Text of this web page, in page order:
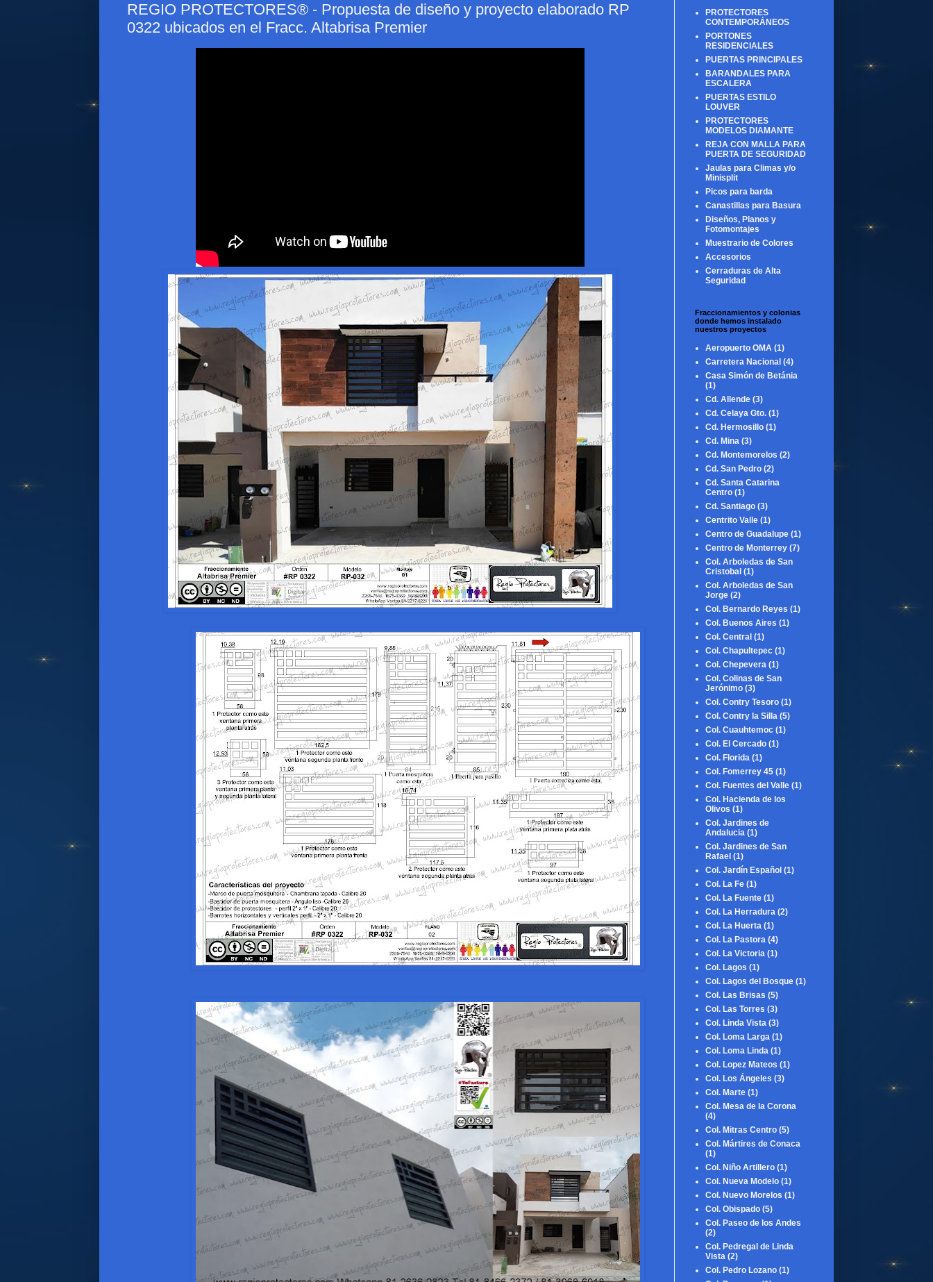
REGIO PROTECTORES® - Propuesta de diseño y proyecto elaborado RP
0322 ubicados en el Fracc. Altabrisa Premier
PROTECTORES
CONTEMPORÁNEOS
PORTONES
RESIDENCIALES
PUERTAS PRINCIPALES
BARANDALES PARA
ESCALERA
PUERTAS ESTILO
LOUVER
PROTECTORES
MODELOS DIAMANTE
REJA CON MALLA PARA
PUERTA DE SEGURIDAD
Jaulas para Climas y/o
Minisplit
Picos para barda
Canastillas para Basura
Diseños, Planos y
Fotomontajes
Muestrario de Colores
Accesorios
Cerraduras de Alta
Seguridad
Fraccionamientos y colonias
donde hemos instalado
nuestros proyectos
Aeropuerto OMA (1)
Carretera Nacional (4)
Casa Simón de Betánia
(1)
Cd. Allende (3)
Cd. Celaya Gto. (1)
Cd. Hermosillo (1)
Cd. Mina (3)
Cd. Montemorelos (2)
Cd. San Pedro (2)
Cd. Santa Catarina
Centro (1)
Cd. Santiago (3)
Centrito Valle (1)
Centro de Guadalupe (1)
Centro de Monterrey (7)
Col. Arboledas de San
Cristobal (1)
Col. Arboledas de San
Jorge (2)
Col. Bernardo Reyes (1)
Col. Buenos Aires (1)
Col. Central (1)
Col. Chapultepec (1)
Col. Chepevera (1)
Col. Colinas de San
Jerónimo (3)
Col. Contry Tesoro (1)
Col. Contry la Silla (5)
Col. Cuauhtemoc (1)
Col. El Cercado (1)
Col. Florida (1)
Col. Fomerrey 45 (1)
Col. Fuentes del Valle (1)
Col. Hacienda de los
Olivos (1)
Col. Jardines de
Andalucia (1)
Col. Jardines de San
Rafael (1)
Col. Jardín Español (1)
Col. La Fe (1)
Col. La Fuente (1)
Col. La Herradura (2)
Col. La Huerta (1)
Col. La Pastora (4)
Col. La Victoria (1)
Col. Lagos (1)
Col. Lagos del Bosque (1)
Col. Las Brisas (5)
Col. Las Torres (3)
Col. Linda Vista (3)
Col. Loma Larga (1)
Col. Loma Linda (1)
Col. Lopez Mateos (1)
Col. Los Ángeles (3)
Col. Marte (1)
Col. Mesa de la Corona
(4)
Col. Mitras Centro (5)
Col. Mártires de Conaca
(1)
Col. Niño Artillero (1)
Col. Nueva Modelo (1)
Col. Nuevo Morelos (1)
Col. Obispado (5)
Col. Paseo de los Andes
(2)
Col. Pedregal de Linda
Vista (2)
Col. Pedro Lozano (1)